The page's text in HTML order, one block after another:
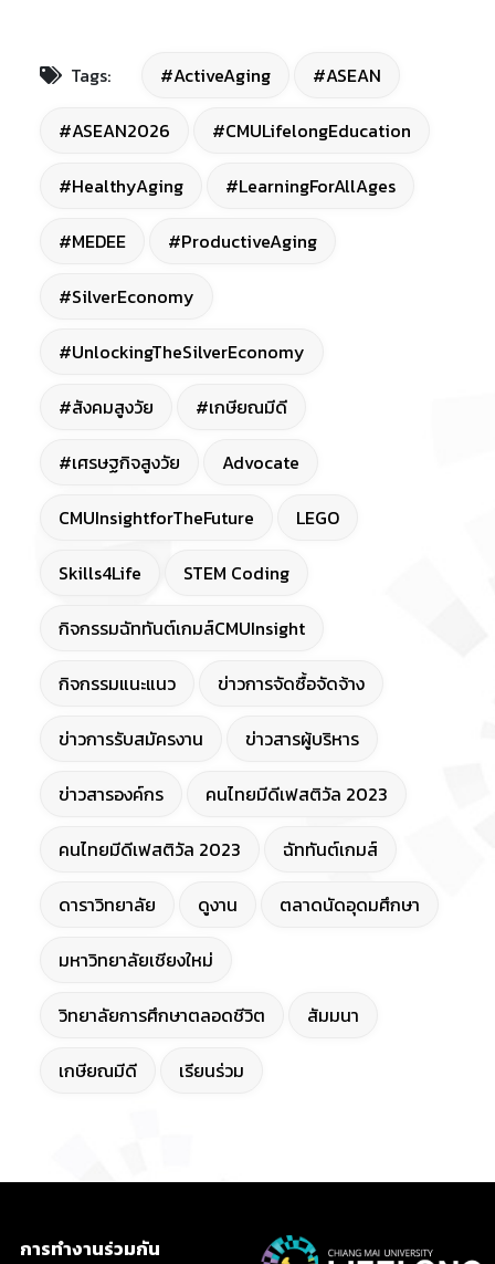
Tags: #ActiveAging #ASEAN
#ASEAN2026 #CMULifelongEducation
#HealthyAging #LearningForAllAges
#MEDEE #ProductiveAging
#SilverEconomy
#UnlockingTheSilverEconomy
#สังคมสูงวัย #เกษียณมีดี
#เศรษฐกิจสูงวัย Advocate
CMUInsightforTheFuture LEGO
Skills4Life STEM Coding
กิจกรรมฉัททันต์เกมส์CMUInsight
กิจกรรมแนะแนว ข่าวการจัดซื้อจัดจ้าง
ข่าวการรับสมัครงาน ข่าวสารผู้บริหาร
ข่าวสารองค์กร คนไทยมีดีเฟสติวัล 2023
คนไทยมีดีเฟสติวัล 2023 ฉัททันต์เกมส์
ดาราวิทยาลัย ดูงาน ตลาดนัดอุดมศึกษา
มหาวิทยาลัยเชียงใหม่
วิทยาลัยการศึกษาตลอดชีวิต สัมมนา
เกษียณมีดี เรียนร่วม
การทำงานร่วมกัน